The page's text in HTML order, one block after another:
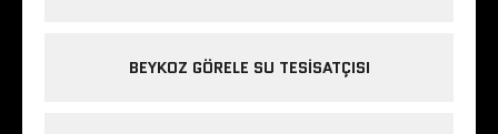
BEYKOZ GÖRELE SU TESISATÇISI